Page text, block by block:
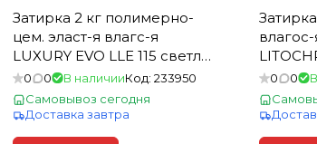
Затирка 2 кг полимерно-
цем. эласт-я влагс-я
LUXURY EVO LLE 115 светло-
серый для швов 1-10мм
(200)
0 0 В наличииКод: 233950
Самовывоз сегодня
Доставка завтра
черный
мм (15)
0 0